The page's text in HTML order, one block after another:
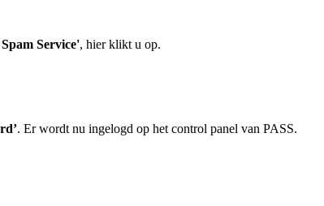
Service', hier klikt u op.
. Er wordt nu ingelogd op het control panel van PASS.